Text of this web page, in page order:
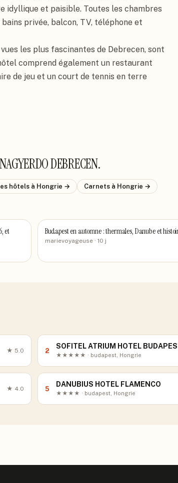
idyllique et paisible. Toutes les chambres
privée, balcon, TV, téléphone et
les plus fascinantes de Debrecen, sont
comprend également un restaurant
de jeu et un court de tennis en terre
DEBRECEN.
hôtels à Hongrie → Carnets à Hongrie →
et
Budapest en automne : thermales, Danube et
marievoyageuse· 10 j
★ 5.0 2
SOFITEL ATRIUM HOTEL
★★★★★ · budapest, Hongrie
★ 4.0 5
DANUBIUS HOTEL FLAMENCO
★★★★ · budapest, Hongrie